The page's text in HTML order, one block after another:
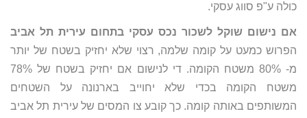
כולה ע"פ סווג עסקי.
אם נישום שוקל לשכור נכס עסקי בתחום עירית תל אביב
הפרוש כמעט על קומה שלמה, רצוי שלא יחזיק בשטח של יותר
מ- 80% משטח הקומה. די לנישום אם יחזיק בשטח של 78%
משטח הקומה בכדי שלא יחוייב בארנונה על השטחים
המשותפים באותה קומה. כך קובע צו המסים של עירית תל אביב